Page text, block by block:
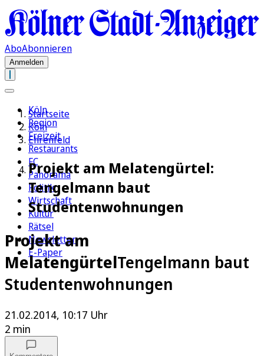
AboAbonnieren
Anmelden
Köln
Region
Freizeit
Restaurants
FC
Panorama
Politik
Wirtschaft
Kultur
Rätsel
Newsletter
E-Paper
Startseite
Köln
Ehrenfeld
Projekt am Melatengürtel:
Tengelmann baut
Studentenwohnungen
Projekt am
MelatengürtelTengelmann baut
Studentenwohnungen
21.02.2014, 10:17 Uhr
2 min